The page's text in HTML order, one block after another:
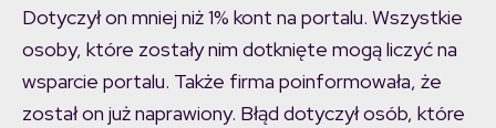
Dotyczył on mniej niż 1% kont na portalu. Wszystkie
osoby, które zostały nim dotknięte mogą liczyć na
wsparcie portalu. Także firma poinformowała, że
został on już naprawiony. Błąd dotyczył osób, które